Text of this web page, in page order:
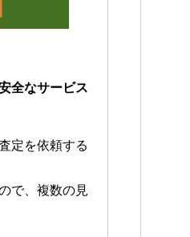
全なサービス
定を依頼する
で、複数の見